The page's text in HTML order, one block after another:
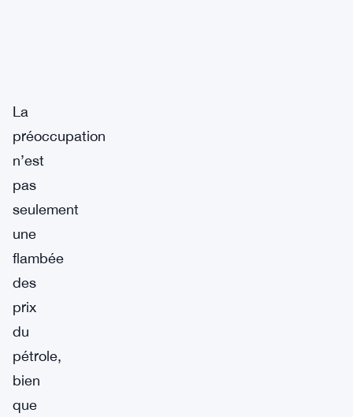
La
préoccupation
n’est
pas
seulement
une
flambée
des
prix
du
pétrole,
bien
que